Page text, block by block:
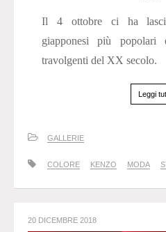
Il 4 ottobre ci ha
giapponesi più popolari
travolgenti del XX secolo.
Leggi
GALLERIE
COLORE KENZO MODA
20 DICEMBRE 2018